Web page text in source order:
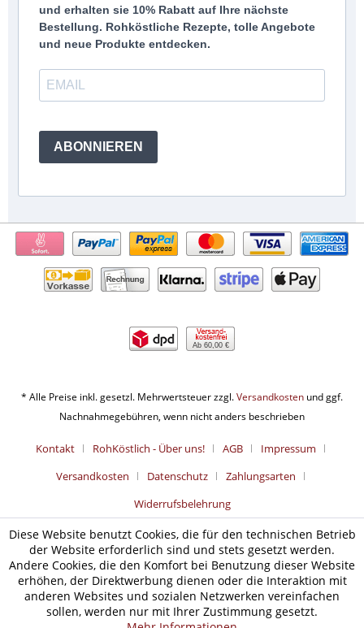
und erhalten sie 10% Rabatt auf Ihre nächste
Bestellung. Rohköstliche Rezepte, tolle Angebote
und neue Produkte entdecken.
ABONNIEREN
Ab 60,00 €
* Alle Preise inkl. gesetzl. Mehrwertsteuer zzgl.Versandkosten und ggf.
Nachnahmegebühren, wenn nicht anders beschrieben
Kontakt RohKöstlich - Über uns! AGB
Impressum
Versandkosten
Datenschutz
Zahlungsarten
Widerrufsbelehrung
Diese Website benutzt Cookies, die für den technischen Betrieb
der Website erforderlich sind und stets gesetzt werden.
Andere Cookies, die den Komfort bei Benutzung dieser Website
erhöhen, der Direktwerbung dienen oder die Interaktion mit
anderen Websites und sozialen Netzwerken vereinfachen
sollen, werden nur mit Ihrer Zustimmung gesetzt.